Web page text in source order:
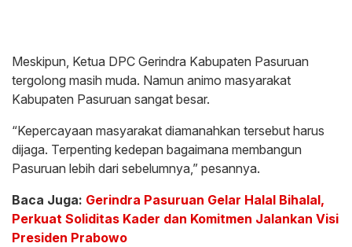
Meskipun, Ketua DPC Gerindra Kabupaten Pasuruan
tergolong masih muda. Namun animo masyarakat
Kabupaten Pasuruan sangat besar.
“Kepercayaan masyarakat diamanahkan tersebut harus
dijaga. Terpenting kedepan bagaimana membangun
Pasuruan lebih dari sebelumnya,” pesannya.
Baca Juga: Gerindra Pasuruan Gelar Halal Bihalal,
Perkuat Soliditas Kader dan Komitmen Jalankan Visi
Presiden Prabowo